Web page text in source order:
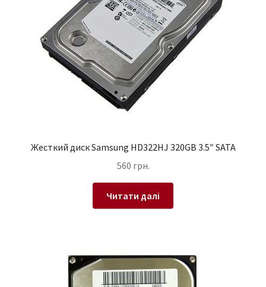
Жесткий диск Samsung HD322HJ 320GB 3.5″ SATA
560 грн.
Читати далі